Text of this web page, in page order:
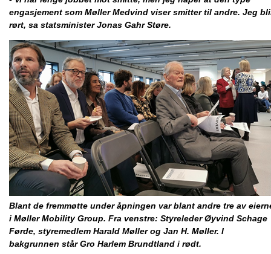
engasjement som Møller Medvind viser smitter til andre. Jeg
rørt, sa statsminister Jonas Gahr Støre.
Blant de fremmøtte under åpningen var blant andre tre av
i Møller Mobility Group. Fra venstre: Styreleder Øyvind Schage
Førde, styremedlem Harald Møller og Jan H. Møller. I
bakgrunnen står Gro Harlem Brundtland i rødt.